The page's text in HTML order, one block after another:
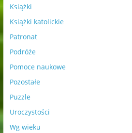
Książki
Książki katolickie
Patronat
Podróże
Pomoce naukowe
Pozostałe
Puzzle
Uroczystości
Wg wieku